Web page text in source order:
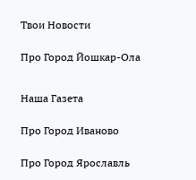
Твои Новости
Про Город Йошкар-Ола
Наша Газета
Про Город Иваново
Про Город Ярославль